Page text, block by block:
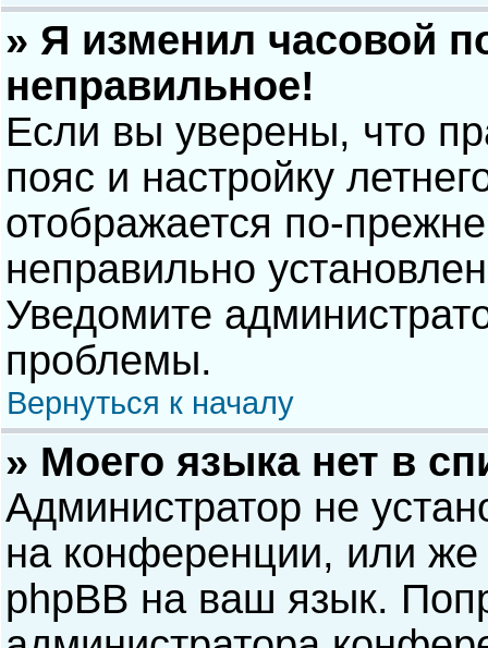
» Я изменил часовой
неправильное!
Если вы уверены, что
пояс и настройку
отображается по-
неправильно
Уведомите
проблемы.
Вернуться к началу
» Моего языка нет в
Администратор не
на конференции, или же
phpBB на ваш язык.